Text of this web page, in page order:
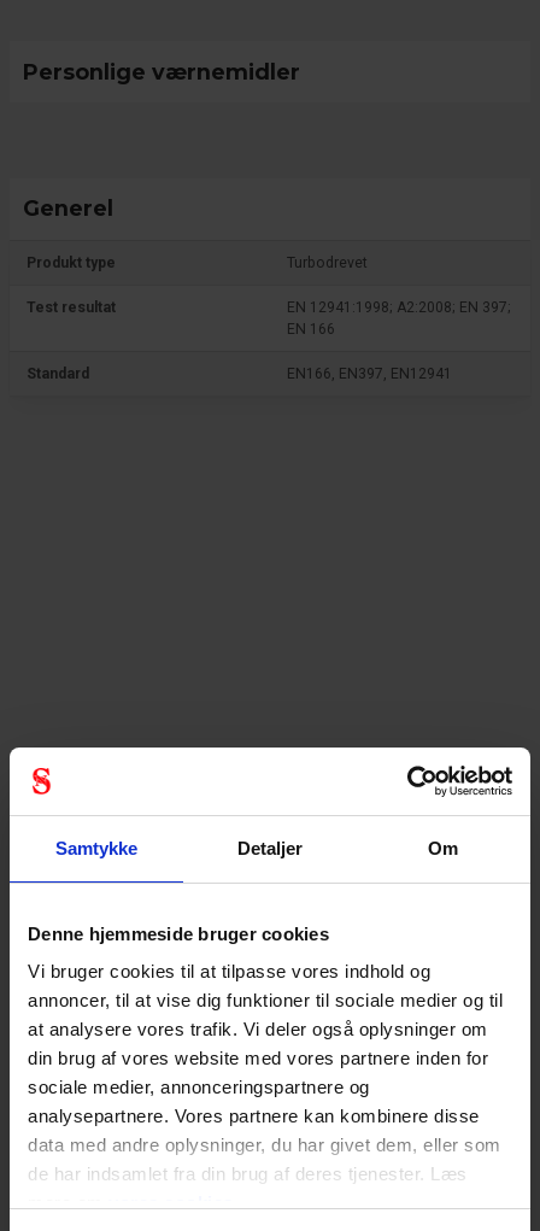
Samtykke Detaljer Om
Denne hjemmeside bruger cookies
Vi bruger cookies til at tilpasse vores indhold og
annoncer, til at vise dig funktioner til sociale medier og til
at analysere vores trafik. Vi deler også oplysninger om
din brug af vores website med vores partnere inden for
sociale medier, annonceringspartnere og
analysepartnere. Vores partnere kan kombinere disse
data med andre oplysninger, du har givet dem, eller som
de har indsamlet fra din brug af deres tjenester. Læs
Personlige værnemidler
Generel
Produkt type Turbodrevet
Test resultat
EN 12941:1998; A2:2008; EN 397;
EN 166
Standard EN166, EN397, EN12941